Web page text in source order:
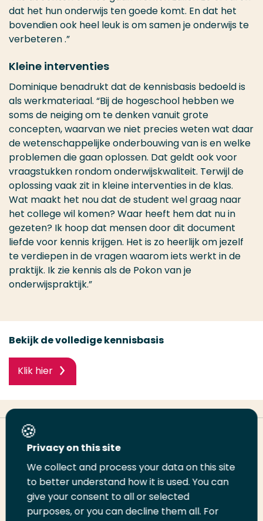
dat het hun onderwijs ten goede komt. En dat het
bovendien ook heel leuk is om samen je onderwijs te
verbeteren .”
Kleine interventies
Dominique benadrukt dat de kennisbasis bedoeld is
als werkmateriaal. “Bij de hogeschool hebben we
soms de neiging om te denken vanuit grote
concepten, waarvan we niet precies weten wat daar
de wetenschappelijke onderbouwing van is en welke
problemen die gaan oplossen. Dat geldt ook voor
vraagstukken rondom onderwijskwaliteit. Terwijl de
oplossing vaak zit in kleine interventies in de klas.
Wat maakt het nou dat de student wel graag naar
het college wil komen? Waar heeft hem dat nu in
gezeten? Ik hoop dat mensen door dit document
liefde voor kennis krijgen. Het is zo heerlijk om jezelf
te verdiepen in de vragen waarom iets werkt in de
praktijk. Ik zie kennis als de Pokon van je
onderwijspraktijk.”
Bekijk de volledige kennisbasis
Klik hier
Deel deze pagina
DeelDeel
op
Deel
op
Email
deze
Print
deze
Privacy on this site
We collect and process your data on this site
to better understand how it is used. You can
give your consent to all or selected
purposes, or you can decline them all. For